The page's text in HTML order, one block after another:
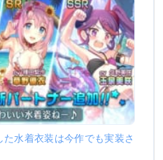
た水着衣装は今作でも実装さ